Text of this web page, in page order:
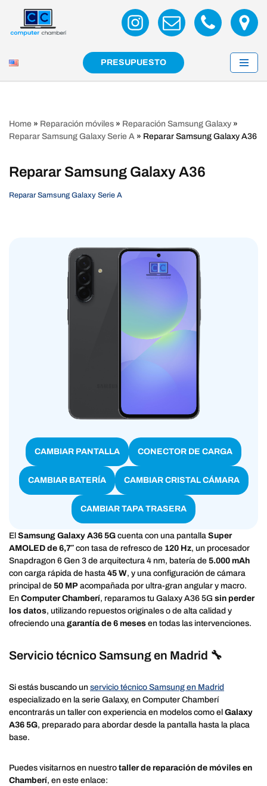
Saltar
PRESUPUESTO
Home » Reparación móviles » Reparación Samsung Galaxy »
Reparar Samsung Galaxy Serie A » Reparar Samsung Galaxy A36
Reparar Samsung Galaxy A36
Reparar Samsung Galaxy Serie A
CAMBIAR PANTALLA CONECTOR DE CARGA
CAMBIAR BATERÍA CAMBIAR CRISTAL CÁMARA
CAMBIAR TAPA TRASERA
El Samsung Galaxy A36 5G cuenta con una pantalla Super
AMOLED de 6,7″ con tasa de refresco de 120 Hz, un procesador
Snapdragon 6 Gen 3 de arquitectura 4 nm, batería de 5.000 mAh
con carga rápida de hasta 45 W, y una configuración de cámara
principal de 50 MP acompañada por ultra-gran angular y macro.
En Computer Chamberí, reparamos tu Galaxy A36 5G sin perder
los datos, utilizando repuestos originales o de alta calidad y
ofreciendo una garantía de 6 meses en todas las intervenciones.
Servicio técnico Samsung en Madrid 🔧
Si estás buscando un servicio técnico Samsung en Madrid
especializado en la serie Galaxy, en Computer Chamberí
encontrarás un taller con experiencia en modelos como el Galaxy
A36 5G, preparado para abordar desde la pantalla hasta la placa
base.
Puedes visitarnos en nuestro taller de reparación de móviles en
Chamberí, en este enlace: